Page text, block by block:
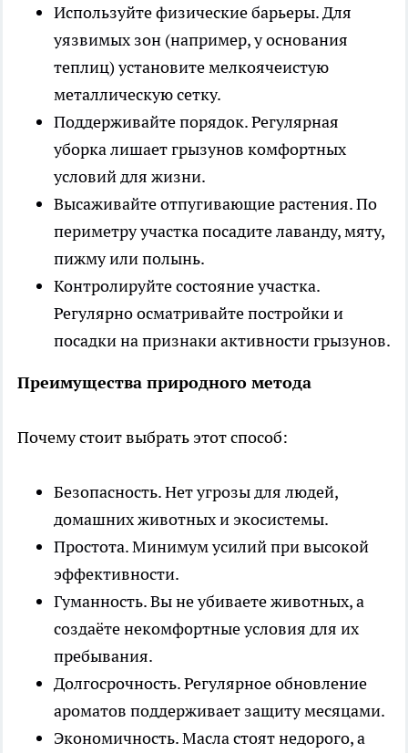
Используйте физические барьеры. Для
уязвимых зон (например, у основания
теплиц) установите мелкоячеистую
металлическую сетку.
Поддерживайте порядок. Регулярная
уборка лишает грызунов комфортных
условий для жизни.
Высаживайте отпугивающие растения. По
периметру участка посадите лаванду, мяту,
пижму или полынь.
Контролируйте состояние участка.
Регулярно осматривайте постройки и
посадки на признаки активности грызунов.
Преимущества природного метода
Почему стоит выбрать этот способ:
Безопасность. Нет угрозы для людей,
домашних животных и экосистемы.
Простота. Минимум усилий при высокой
эффективности.
Гуманность. Вы не убиваете животных, а
создаёте некомфортные условия для их
пребывания.
Долгосрочность. Регулярное обновление
ароматов поддерживает защиту месяцами.
Экономичность. Масла стоят недорого, а